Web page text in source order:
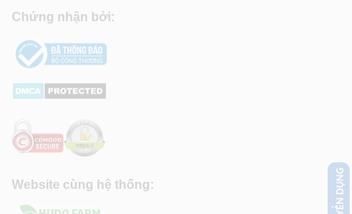
Chứng nhận bởi:
Website cùng hệ thống: